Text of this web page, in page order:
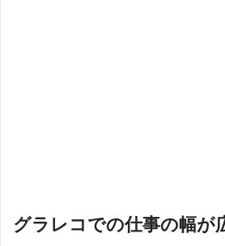
グラレコでの仕事の幅が